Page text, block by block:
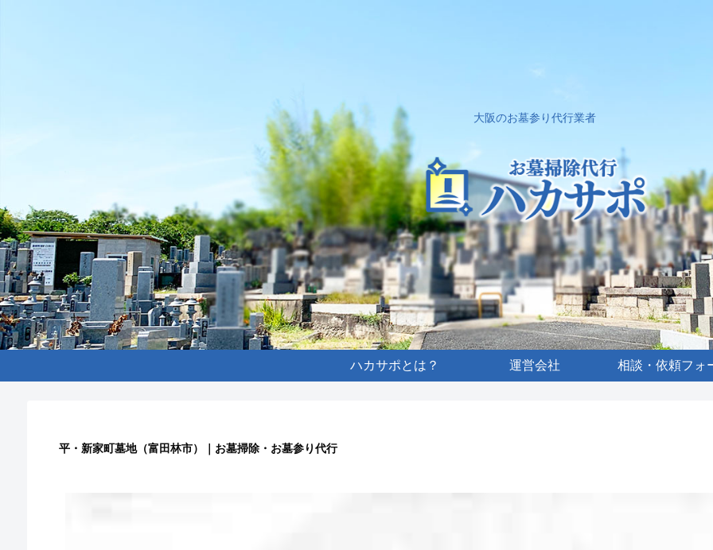
大阪のお墓参り代行業者
ハカサポとは？ 運営会社 相談・依頼フォ
平・新家町墓地（富田林市）｜お墓掃除・お墓参り代行